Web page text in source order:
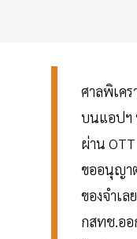
ศาลพิเคร
บนแอปฯ
ผ่าน
ขออนุญา
ของจำเล
กสทช.ออ